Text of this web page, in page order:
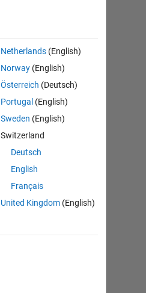
Netherlands(English)
Norway(English)
Österreich (Deutsch)
Portugal (English)
Sweden (English)
Switzerland
Deutsch
English
Français
United Kingdom(English)